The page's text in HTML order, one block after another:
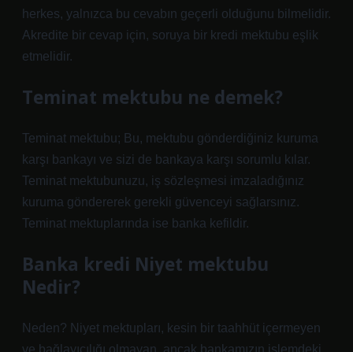
herkes, yalnızca bu cevabın geçerli olduğunu bilmelidir.
Akredite bir cevap için, soruya bir kredi mektubu eşlik
etmelidir.
Teminat mektubu ne demek?
Teminat mektubu; Bu, mektubu gönderdiğiniz kuruma
karşı bankayı ve sizi de bankaya karşı sorumlu kılar.
Teminat mektubunuzu, iş sözleşmesi imzaladığınız
kuruma göndererek gerekli güvenceyi sağlarsınız.
Teminat mektuplarında ise banka kefildir.
Banka kredi Niyet mektubu
Nedir?
Neden? Niyet mektupları, kesin bir taahhüt içermeyen
ve bağlayıcılığı olmayan, ancak bankamızın işlemdeki